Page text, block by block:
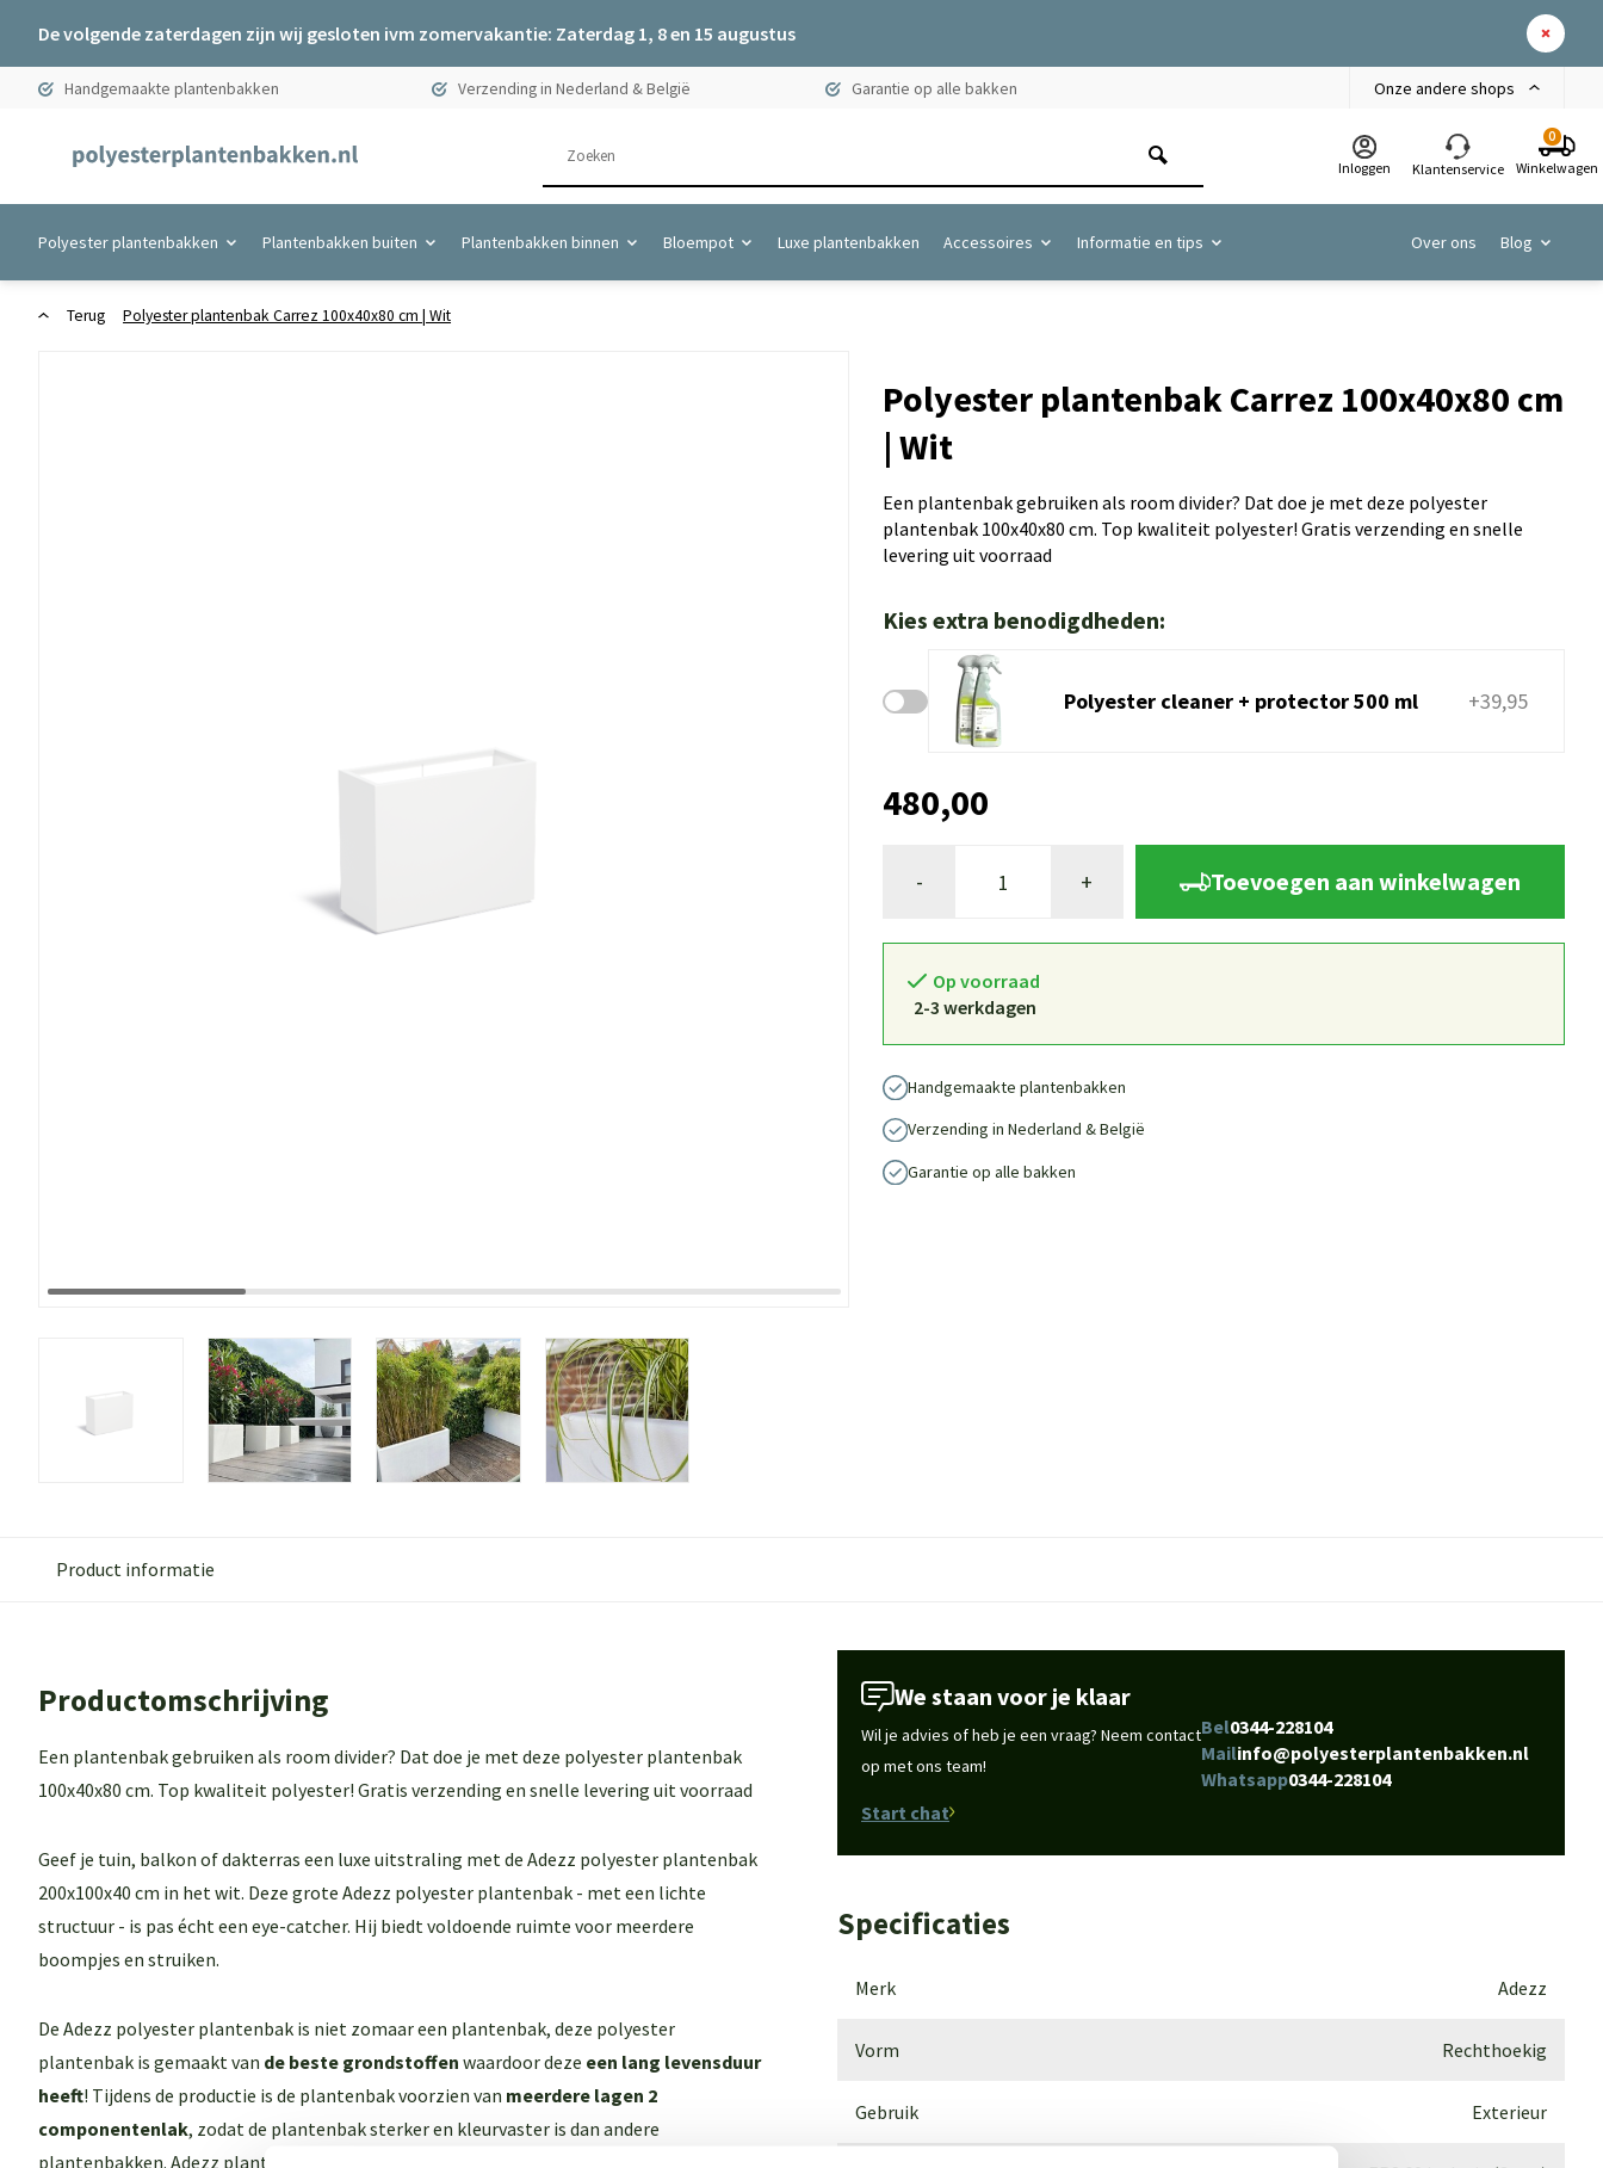
De volgende zaterdagen zijn wij gesloten ivm zomervakantie: Zaterdag 1, 8 en 15 augustus
Handgemaakte plantenbakken Verzending in Nederland & België Garantie op alle bakken Onze andere shops
Inloggen Klantenservice
0
Winkelwagen
Polyester plantenbakken Plantenbakken buiten Plantenbakken binnen Bloempot Luxe plantenbakken Accessoires Informatie en tips Over ons Blog
Terug Polyester plantenbak Carrez 100x40x80 cm | Wit
Polyester plantenbak Carrez 100x40x80 cm
| Wit
Een plantenbak gebruiken als room divider? Dat doe je met deze polyester
plantenbak 100x40x80 cm. Top kwaliteit polyester! Gratis verzending en snelle
levering uit voorraad
Kies extra benodigdheden:
Polyester cleaner + protector 500 ml +39,95
480,00
- + Toevoegen aan winkelwagen
Op voorraad
2-3 werkdagen
Handgemaakte plantenbakken
Verzending in Nederland & België
Garantie op alle bakken
Product informatie
Productomschrijving
Een plantenbak gebruiken als room divider? Dat doe je met deze polyester plantenbak
100x40x80 cm. Top kwaliteit polyester! Gratis verzending en snelle levering uit voorraad
Geef je tuin, balkon of dakterras een luxe uitstraling met de Adezz polyester plantenbak
200x100x40 cm in het wit. Deze grote Adezz polyester plantenbak - met een lichte
structuur - is pas écht een eye-catcher. Hij biedt voldoende ruimte voor meerdere
boompjes en struiken.
De Adezz polyester plantenbak is niet zomaar een plantenbak, deze polyester
plantenbak is gemaakt van de beste grondstoffen waardoor deze een lang levensduur
heeft! Tijdens de productie is de plantenbak voorzien van meerdere lagen 2
componentenlak, zodat de plantenbak sterker en kleurvaster is dan andere
plantenbakken. Adezz plantenbakken hebben een lichte structuur, wat zorgt voor die
We staan voor je klaar
Wil je advies of heb je een vraag? Neem contact
op met ons team!
Start chat
Bel0344-228104
Mailinfo@polyesterplantenbakken.nl
Whatsapp0344-228104
Specificaties
Merk Adezz
Vorm Rechthoekig
Gebruik Exterieur